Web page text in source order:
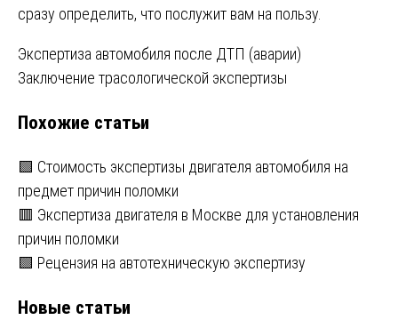
сразу определить, что послужит вам на пользу.
Навигация
записям
Экспертиза автомобиля после ДТП (аварии)
Заключение трасологической экспертизы
Похожие статьи
🟩 Стоимость экспертизы двигателя автомобиля на
предмет причин поломки
🟥 Экспертиза двигателя в Москве для установления
причин поломки
🟩 Рецензия на автотехническую экспертизу
Новые статьи